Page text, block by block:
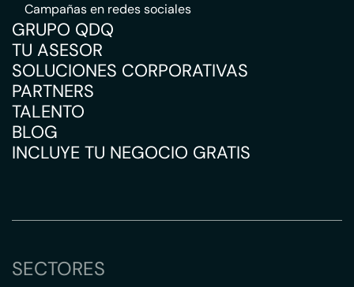
Campañas en redes sociales
GRUPO QDQ
TU ASESOR
SOLUCIONES CORPORATIVAS
PARTNERS
TALENTO
BLOG
INCLUYE TU NEGOCIO GRATIS
SECTORES